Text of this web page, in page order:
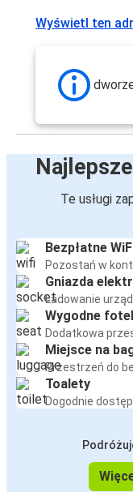
Wyświetl ten
Te usługi
Bezpłatne
Pozostań w
Gniazda
Ładowanie
Wygodne
Dodatkowa
Miejsce na
Przestrzeń do
Toalety
Dogodnie